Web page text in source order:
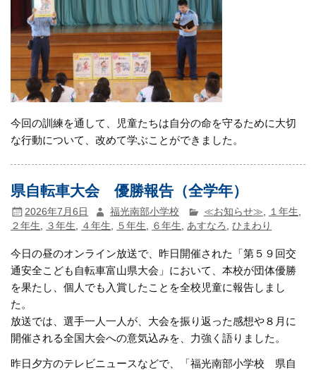
今回の訓練を通して、児童たちは自分の命を守るために大切
な行動について、改めて学ぶことができました。
県自転車大会 優勝報告（全学年）
2026年7月6日 福光南部小学校 ≪お知らせ≫ １年生
２年生
３年生 ４年生 ５年生 ６年生 あすなろ ,ひまわり
今日の昼のオンライン放送で、昨日開催された「第５９回交
通安全こども自転車富山県大会」において、本校が団体優勝
を果たし、個人でも入賞したことを全校児童に報告しまし
た。
放送では、選手一人一人が、大会を振り返った感想や８月に
開催される全国大会への意気込みを、力強く語りました。
昨日夕方のテレビニュースなどで、「福光南部小学校 県自